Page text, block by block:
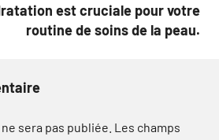
est cruciale pour votre
routine de soins de la peau.
sera pas publiée. Les champs